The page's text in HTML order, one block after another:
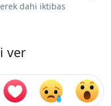
dahi iktibas
ver